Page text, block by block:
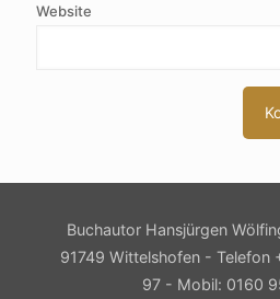
Website
Buchautor Hansjürgen
91749 Wittelshofen -
97 - Mobil: 0160